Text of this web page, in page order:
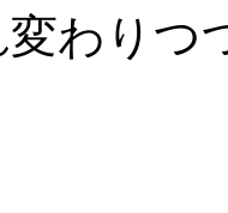
わりつ